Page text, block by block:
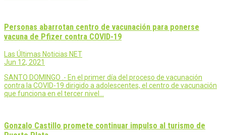
Personas abarrotan centro de vacunación para ponerse
vacuna de Pfizer contra COVID-19
Las Últimas Noticias NET
Jun 12, 2021
SANTO DOMINGO .- En el primer día del proceso de vacunación
contra la COVID-19 dirigido a adolescentes, el centro de vacunación
que funciona en el tercer nivel…
Gonzalo Castillo promete continuar impulso al turismo de